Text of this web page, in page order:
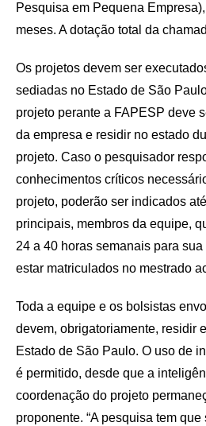
Pesquisa em Pequena
meses. A dotação total da
Os projetos devem ser
sediadas no Estado de São
projeto perante a FAPESP deve
da empresa e residir no estado
projeto. Caso o pesquisador
conhecimentos críticos
projeto, poderão ser indicados
principais, membros da equipe,
24 a 40 horas semanais para
estar matriculados no mestrado
Toda a equipe e os bolsistas
devem, obrigatoriamente, residir
Estado de São Paulo. O uso de
é permitido, desde que a
coordenação do projeto
proponente. “A pesquisa tem que